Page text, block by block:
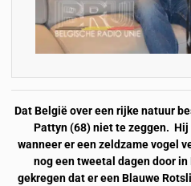
Dat België over een rijke natuur
Pattyn (68) niet te zeggen.
wanneer er een zeldzame vogel
nog een tweetal dagen door
gekregen dat er een Blauwe